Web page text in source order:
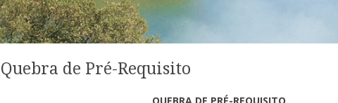
Quebra de Pré-Requisito